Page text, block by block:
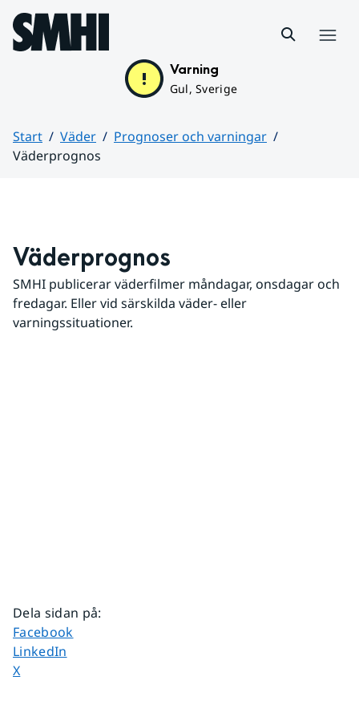
Hoppa till sidans innehåll
Varning
Gul, Sverige
Start Väder
Prognoser och varningar
Väderprognos
Väderprognos
SMHI publicerar väderfilmer måndagar, onsdagar och
fredagar. Eller vid särskilda väder- eller
varningssituationer.
Dela sidan på:
Dela sidan på
Facebook
Dela sidan på
LinkedIn
Dela sidan på
X